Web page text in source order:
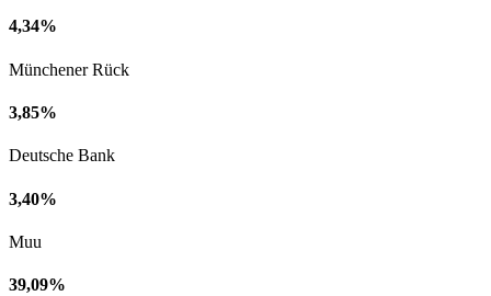
4,34%
Münchener Rück
3,85%
Deutsche Bank
3,40%
Muu
39,09%